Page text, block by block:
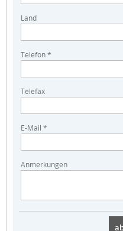
Land
Telefon *
Telefax
E-Mail *
Anmerkungen